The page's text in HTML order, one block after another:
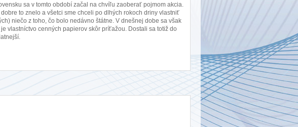
sa v tomto období začal na chvíľu zaoberať pojmom akcia.
to znelo a všetci sme chceli po dlhých rokoch driny vlastniť
niečo z toho, čo bolo nedávno štátne. V dnešnej dobe sa však
vlastníctvo cenných papierov skôr príťažou. Dostali sa totiž do